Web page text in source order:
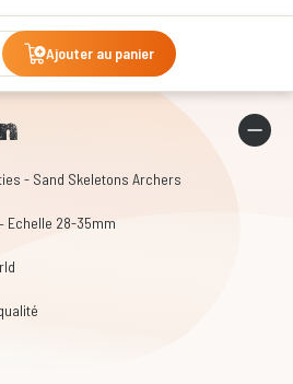
Ajouter au panier
- Sand Skeletons Archers
Echelle 28-35mm